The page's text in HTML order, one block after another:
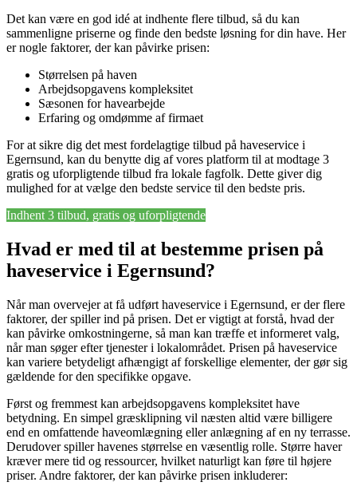
Det kan være en god idé at indhente flere tilbud, så du kan
sammenligne priserne og finde den bedste løsning for din have. Her
er nogle faktorer, der kan påvirke prisen:
Størrelsen på haven
Arbejdsopgavens kompleksitet
Sæsonen for havearbejde
Erfaring og omdømme af firmaet
For at sikre dig det mest fordelagtige tilbud på haveservice i
Egernsund, kan du benytte dig af vores platform til at modtage 3
gratis og uforpligtende tilbud fra lokale fagfolk. Dette giver dig
mulighed for at vælge den bedste service til den bedste pris.
Indhent 3 tilbud, gratis og uforpligtende
Hvad er med til at bestemme prisen på
haveservice i Egernsund?
Når man overvejer at få udført haveservice i Egernsund, er der flere
faktorer, der spiller ind på prisen. Det er vigtigt at forstå, hvad der
kan påvirke omkostningerne, så man kan træffe et informeret valg,
når man søger efter tjenester i lokalområdet. Prisen på haveservice
kan variere betydeligt afhængigt af forskellige elementer, der gør sig
gældende for den specifikke opgave.
Først og fremmest kan arbejdsopgavens kompleksitet have
betydning. En simpel græsklipning vil næsten altid være billigere
end en omfattende haveomlægning eller anlægning af en ny terrasse.
Derudover spiller havenes størrelse en væsentlig rolle. Større haver
kræver mere tid og ressourcer, hvilket naturligt kan føre til højere
priser. Andre faktorer, der kan påvirke prisen inkluderer: